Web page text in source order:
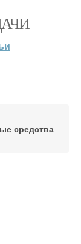
средства